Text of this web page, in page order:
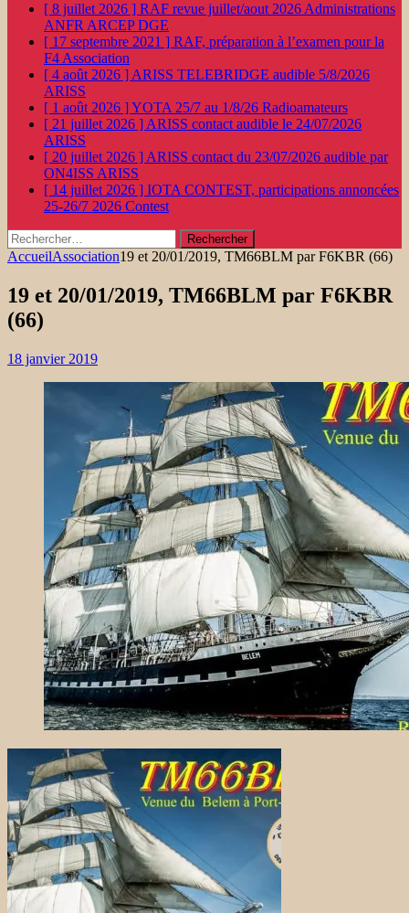
[ 8 juillet 2026 ] RAF revue juillet/aout 2026 Administrations
ANFR ARCEP DGE
[ 17 septembre 2021 ] RAF, préparation à l’examen pour la
F4 Association
[ 4 août 2026 ] ARISS TELEBRIDGE audible 5/8/2026
ARISS
[ 1 août 2026 ]YOTA 25/7 au 1/8/26 Radioamateurs
[ 21 juillet 2026 ] ARISS contact audible le 24/07/2026
ARISS
[ 20 juillet 2026 ] ARISS contact du 23/07/2026 audible par
ON4ISS ARISS
[ 14 juillet 2026 ] IOTA CONTEST, participations annoncées
25-26/7 2026 Contest
Rechercher :
AccueilAssociation19 et 20/01/2019, TM66BLM par F6KBR (66)
19 et 20/01/2019, TM66BLM par F6KBR
(66)
18 janvier 2019